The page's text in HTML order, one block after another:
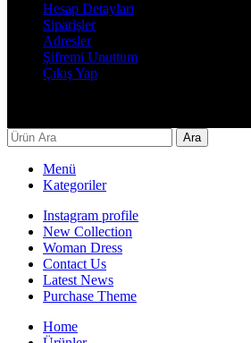
Hesap Detayları
Siparişler
Adresler
Şifremi Unuttum
Çıkış Yap
Ara
Menü
Kategoriler
Instagram profile
New Collection
Woman Dress
Contact Us
Latest News
Purchase Theme
Home